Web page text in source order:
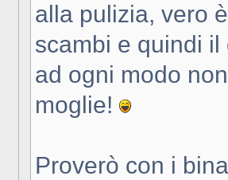
alla pulizia, vero
scambi e quindi
ad ogni modo
moglie!
Proverò con i